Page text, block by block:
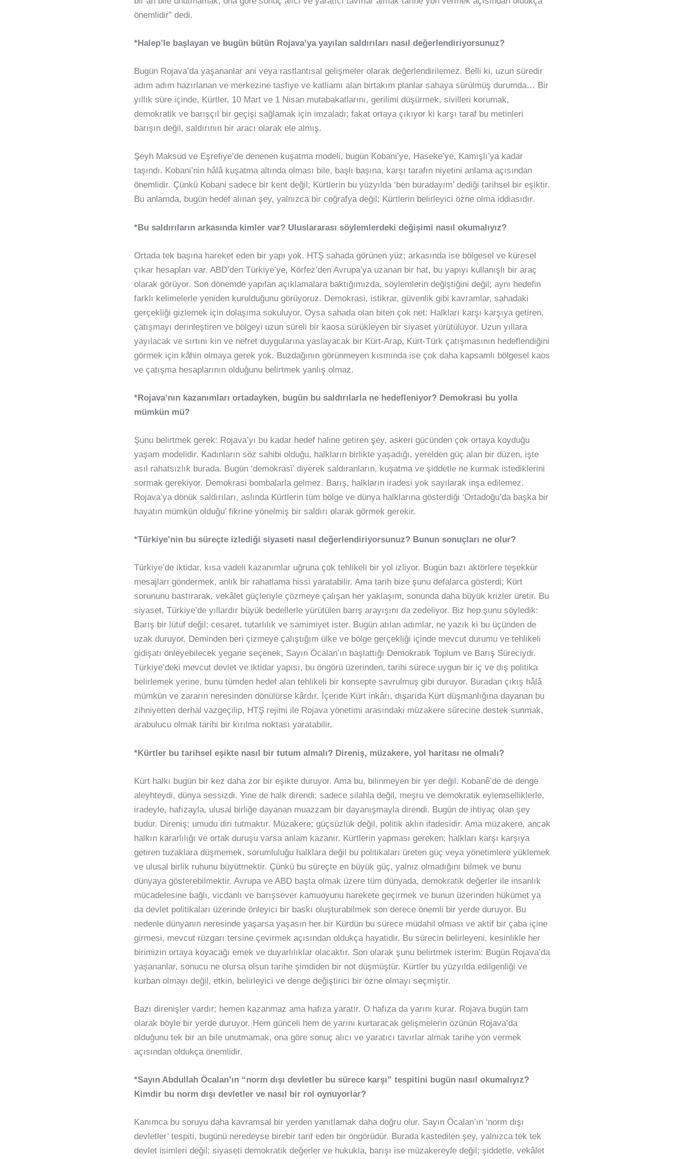
önemlidir” dedi.
*Halep’le başlayan ve bugün bütün Rojava’ya yayılan saldırıları nasıl değerlendiriyorsunuz?
Bugün Rojava’da yaşananlar ani veya rastlantısal gelişmeler olarak değerlendirilemez. Belli ki, uzun süredir
adım adım hazırlanan ve merkezine tasfiye ve katliamı alan birtakım planlar sahaya sürülmüş durumda… Bir
yıllık süre içinde, Kürtler, 10 Mart ve 1 Nisan mutabakatlarını, gerilimi düşürmek, sivilleri korumak,
demokratik ve barışçıl bir geçişi sağlamak için imzaladı; fakat ortaya çıkıyor ki karşı taraf bu metinleri
barışın değil, saldırının bir aracı olarak ele almış.
Şeyh Maksud ve Eşrefiye’de denenen kuşatma modeli, bugün Kobani’ye, Haseke’ye, Kamışlı’ya kadar
taşındı. Kobani’nin hâlâ kuşatma altında olması bile, başlı başına, karşı tarafın niyetini anlama açısından
önemlidir. Çünkü Kobani sadece bir kent değil; Kürtlerin bu yüzyılda ‘ben buradayım’ dediği tarihsel bir eşiktir.
Bu anlamda, bugün hedef alınan şey, yalnızca bir coğrafya değil; Kürtlerin belirleyici özne olma iddiasıdır.
*Bu saldırıların arkasında kimler var? Uluslararası söylemlerdeki değişimi nasıl okumalıyız?
Ortada tek başına hareket eden bir yapı yok. HTŞ sahada görünen yüz; arkasında ise bölgesel ve küresel
çıkar hesapları var. ABD’den Türkiye’ye, Körfez’den Avrupa’ya uzanan bir hat, bu yapıyı kullanışlı bir araç
olarak görüyor. Son dönemde yapılan açıklamalara baktığımızda, söylemlerin değiştiğini değil; aynı hedefin
farklı kelimelerle yeniden kurulduğunu görüyoruz. Demokrasi, istikrar, güvenlik gibi kavramlar, sahadaki
gerçekliği gizlemek için dolaşıma sokuluyor. Oysa sahada olan biten çok net: Halkları karşı karşıya getiren,
çatışmayı derinleştiren ve bölgeyi uzun süreli bir kaosa sürükleyen bir siyaset yürütülüyor. Uzun yıllara
yayılacak ve sırtını kin ve nefret duygularına yaslayacak bir Kürt-Arap, Kürt-Türk çatışmasının hedeflendiğini
görmek için kâhin olmaya gerek yok. Buzdağının görünmeyen kısmında ise çok daha kapsamlı bölgesel kaos
ve çatışma hesaplarının olduğunu belirtmek yanlış olmaz.
*Rojava’nın kazanımları ortadayken, bugün bu saldırılarla ne hedefleniyor? Demokrasi bu yolla
mümkün mü?
Şunu belirtmek gerek: Rojava’yı bu kadar hedef haline getiren şey, askeri gücünden çok ortaya koyduğu
yaşam modelidir. Kadınların söz sahibi olduğu, halkların birlikte yaşadığı, yerelden güç alan bir düzen, işte
asıl rahatsızlık burada. Bugün ‘demokrasi’ diyerek saldıranların, kuşatma ve şiddetle ne kurmak istediklerini
sormak gerekiyor. Demokrasi bombalarla gelmez. Barış, halkların iradesi yok sayılarak inşa edilemez.
Rojava’ya dönük saldırıları, aslında Kürtlerin tüm bölge ve dünya halklarına gösterdiği ‘Ortadoğu’da başka bir
hayatın mümkün olduğu’ fikrine yönelmiş bir saldırı olarak görmek gerekir.
*Türkiye’nin bu süreçte izlediği siyaseti nasıl değerlendiriyorsunuz? Bunun sonuçları ne olur?
Türkiye’de iktidar, kısa vadeli kazanımlar uğruna çok tehlikeli bir yol izliyor. Bugün bazı aktörlere teşekkür
mesajları göndermek, anlık bir rahatlama hissi yaratabilir. Ama tarih bize şunu defalarca gösterdi; Kürt
sorununu bastırarak, vekâlet güçleriyle çözmeye çalışan her yaklaşım, sonunda daha büyük krizler üretir. Bu
siyaset, Türkiye’de yıllardır büyük bedellerle yürütülen barış arayışını da zedeliyor. Biz hep şunu söyledik:
Barış bir lütuf değil; cesaret, tutarlılık ve samimiyet ister. Bugün atılan adımlar, ne yazık ki bu üçünden de
uzak duruyor. Deminden beri çizmeye çalıştığım ülke ve bölge gerçekliği içinde mevcut durumu ve tehlikeli
gidişatı önleyebilecek yegane seçenek, Sayın Öcalan’ın başlattığı Demokratik Toplum ve Barış Süreciydi.
Türkiye’deki mevcut devlet ve iktidar yapısı, bu öngörü üzerinden, tarihi sürece uygun bir iç ve dış politika
belirlemek yerine, bunu tümden hedef alan tehlikeli bir konsepte savrulmuş gibi duruyor. Buradan çıkış hâlâ
mümkün ve zararın neresinden dönülürse kârdır. İçeride Kürt inkârı, dışarıda Kürt düşmanlığına dayanan bu
zihniyetten derhal vazgeçilip, HTŞ rejimi ile Rojava yönetimi arasındaki müzakere sürecine destek sunmak,
arabulucu olmak tarihi bir kırılma noktası yaratabilir.
*Kürtler bu tarihsel eşikte nasıl bir tutum almalı? Direniş, müzakere, yol haritası ne olmalı?
Kürt halkı bugün bir kez daha zor bir eşikte duruyor. Ama bu, bilinmeyen bir yer değil. Kobanê’de de denge
aleyhteydi, dünya sessizdi. Yine de halk direndi; sadece silahla değil, meşru ve demokratik eylemselliklerle,
iradeyle, hafızayla, ulusal birliğe dayanan muazzam bir dayanışmayla direndi. Bugün de ihtiyaç olan şey
budur. Direniş; umudu diri tutmaktır. Müzakere; güçsüzlük değil, politik aklın ifadesidir. Ama müzakere, ancak
halkın kararlılığı ve ortak duruşu varsa anlam kazanır. Kürtlerin yapması gereken; halkları karşı karşıya
getiren tuzaklara düşmemek, sorumluluğu halklara değil bu politikaları üreten güç veya yönetimlere yüklemek
ve ulusal birlik ruhunu büyütmektir. Çünkü bu süreçte en büyük güç, yalnız olmadığını bilmek ve bunu
dünyaya gösterebilmektir. Avrupa ve ABD başta olmak üzere tüm dünyada, demokratik değerler ile insanlık
mücadelesine bağlı, vicdanlı ve barışsever kamuoyunu harekete geçirmek ve bunun üzerinden hükümet ya
da devlet politikaları üzerinde önleyici bir baskı oluşturabilmek son derece önemli bir yerde duruyor. Bu
nedenle dünyanın neresinde yaşarsa yaşasın her bir Kürdün bu sürece müdahil olması ve aktif bir çaba içine
girmesi, mevcut rüzgarı tersine çevirmek açısından oldukça hayatidir. Bu sürecin belirleyeni, kesinlikle her
birimizin ortaya koyacağı emek ve duyarlılıklar olacaktır. Son olarak şunu belirtmek isterim: Bugün Rojava’da
yaşananlar, sonucu ne olursa olsun tarihe şimdiden bir not düşmüştür. Kürtler bu yüzyılda edilgenliği ve
kurban olmayı değil, etkin, belirleyici ve denge değiştirici bir özne olmayı seçmiştir.
Bazı direnişler vardır; hemen kazanmaz ama hafıza yaratır. O hafıza da yarını kurar. Rojava bugün tam
olarak böyle bir yerde duruyor. Hem günceli hem de yarını kurtaracak gelişmelerin özünün Rojava’da
olduğunu tek bir an bile unutmamak, ona göre sonuç alıcı ve yaratıcı tavırlar almak tarihe yön vermek
açısından oldukça önemlidir.
*Sayın Abdullah Öcalan’ın “norm dışı devletler bu sürece karşı” tespitini bugün nasıl okumalıyız?
Kimdir bu norm dışı devletler ve nasıl bir rol oynuyorlar?
Kanımca bu soruyu daha kavramsal bir yerden yanıtlamak daha doğru olur. Sayın Öcalan’ın ‘norm dışı
devletler’ tespiti, bugünü neredeyse birebir tarif eden bir öngörüdür. Burada kastedilen şey, yalnızca tek tek
devlet isimleri değil; siyaseti demokratik değerler ve hukukla, barışı ise müzakereyle değil; şiddetle, vekâlet